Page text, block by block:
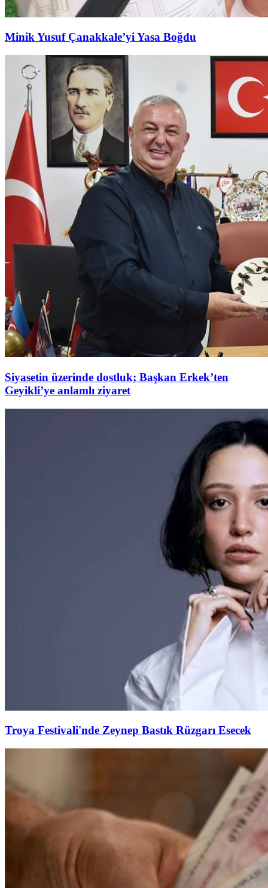
Minik Yusuf Çanakkale’yi Yasa Boğdu
Siyasetin üzerinde dostluk; Başkan Erkek’ten
Geyikli’ye anlamlı ziyaret
Troya Festivali'nde Zeynep Bastık Rüzgarı Esecek